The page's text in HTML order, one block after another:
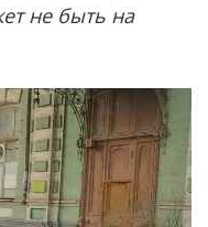
не быть на